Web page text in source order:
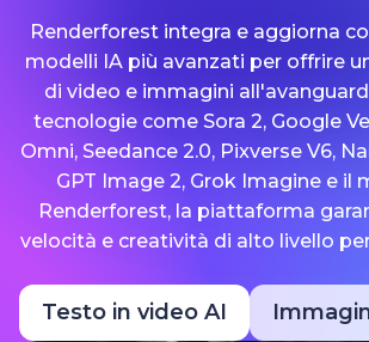
Renderforest integra e aggiorna
modelli IA più avanzati per offrire
di video e immagini
tecnologie come Sora 2, Google
Omni, Seedance 2.0, Pixverse V6,
GPT Image 2, Grok Imagine e il
Renderforest, la piattaforma
velocità e creatività di alto livello
Testo in video AI